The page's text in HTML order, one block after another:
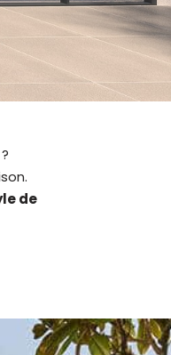
de